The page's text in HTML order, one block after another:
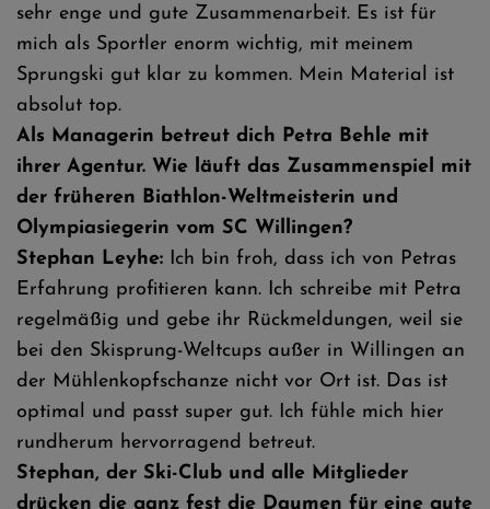
sehr enge und gute Zusammenarbeit. Es ist für
mich als Sportler enorm wichtig, mit meinem
Sprungski gut klar zu kommen. Mein Material ist
absolut top.
Als Managerin betreut dich Petra Behle mit
ihrer Agentur. Wie läuft das Zusammenspiel mit
der früheren Biathlon-Weltmeisterin und
Olympiasiegerin vom SC Willingen?
Stephan Leyhe: Ich bin froh, dass ich von Petras
Erfahrung profitieren kann. Ich schreibe mit Petra
regelmäßig und gebe ihr Rückmeldungen, weil sie
bei den Skisprung-Weltcups außer in Willingen an
der Mühlenkopfschanze nicht vor Ort ist. Das ist
optimal und passt super gut. Ich fühle mich hier
rundherum hervorragend betreut.
Stephan, der Ski-Club und alle Mitglieder
drücken die ganz fest die Daumen für eine gute